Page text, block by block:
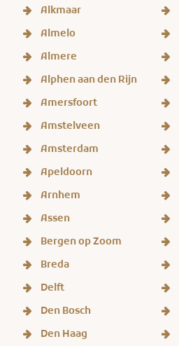
Alkmaar
Almelo
Almere
Alphen aan den Rijn
Amersfoort
Amstelveen
Amsterdam
Apeldoorn
Arnhem
Assen
Bergen op Zoom
Breda
Delft
Den Bosch
Den Haag